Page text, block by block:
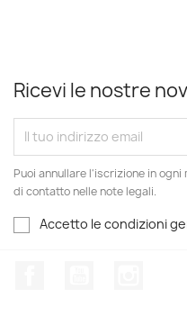
Ricevi le nostre
Puoi annullare l'iscrizione in
di contatto nelle note legali.
Accetto le condizioni